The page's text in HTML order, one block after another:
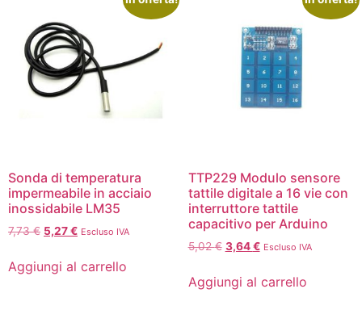
Sonda di temperatura
impermeabile in acciaio
inossidabile LM35
7,73€ 5,27€ Escluso IVA
Aggiungi al carrello
TTP229 Modulo sensore
tattile digitale a 16 vie con
interruttore tattile
capacitivo per Arduino
5,02€ 3,64€ Escluso IVA
Aggiungi al carrello